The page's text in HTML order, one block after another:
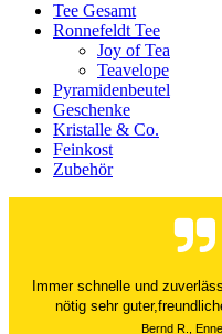
Tee Gesamt
Ronnefeldt Tee
Joy of Tea
Teavelope
Pyramidenbeutel
Geschenke
Kristalle & Co.
Feinkost
Zubehör
Immer schnelle und
nötig sehr
Bernd R.,